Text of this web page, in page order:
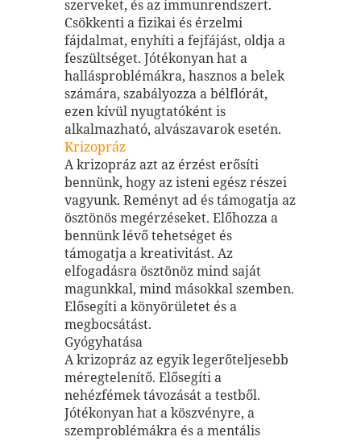
szerveket, és az immunrendszert.
Csökkenti a fizikai és érzelmi
fájdalmat, enyhíti a fejfájást, oldja a
feszültséget. Jótékonyan hat a
hallásproblémákra, hasznos a belek
számára, szabályozza a bélflórát,
ezen kívül nyugtatóként is
alkalmazható, alvászavarok esetén.
Krizopráz
A krizopráz azt az érzést erősíti
bennünk, hogy az isteni egész részei
vagyunk. Reményt ad és támogatja az
ösztönös megérzéseket. Előhozza a
bennünk lévő tehetséget és
támogatja a kreativitást. Az
elfogadásra ösztönöz mind saját
magunkkal, mind másokkal szemben.
Elősegíti a könyörületet és a
megbocsátást.
Gyógyhatása
A krizopráz az egyik legerőteljesebb
méregtelenítő. Elősegíti a
nehézfémek távozását a testből.
Jótékonyan hat a köszvényre, a
szemproblémákra és a mentális